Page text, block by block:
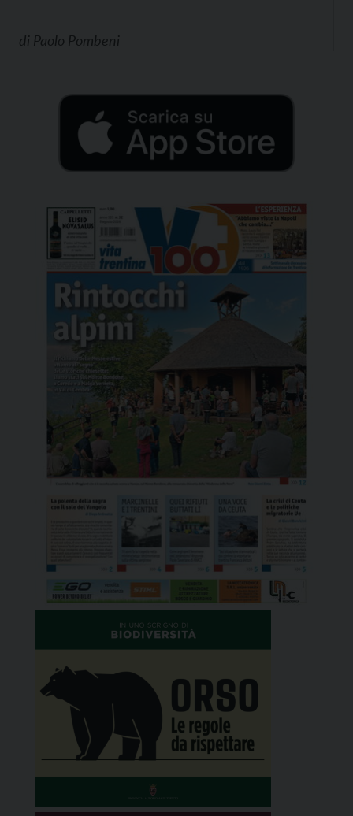
di Paolo Pombeni